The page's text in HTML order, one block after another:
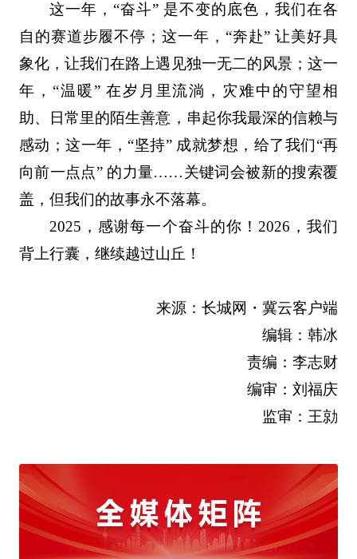
这一年，“奋斗” 是不变的底色，我们在各
自的赛道步履不停；这一年，“奔赴” 让美好具
象化，让我们在路上遇见独一无二的风景；这一
年，“温暖” 在岁月里流淌，灾难中的守望相
助、日常里的陌生善意，串起你我最深的信赖与
感动；这一年，“坚持” 成就梦想，给了我们“再
向前一点点” 的力量……关键词会被新的搜索覆
盖，但我们的故事永不落幕。
2025，感谢每一个奋斗的你！2026，我们
背上行囊，继续越过山丘！
来源：长城网・冀云客户端
编辑：韩冰
责编：李志财
编审：刘福庆
监审：王勍